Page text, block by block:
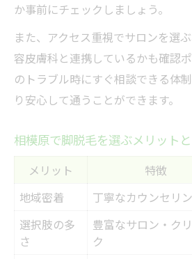
か事前にチェックしましょう。
また、アクセス重視でサロンを選
容皮膚科と連携しているかも確認
のトラブル時にすぐ相談できる体
り安心して通うことができます。
相模原で脚脱毛を選ぶメリット
メリット 特徴
地域密着
丁寧なカウンセリ
選択肢の多
さ
豊富なサロン・ク
ク